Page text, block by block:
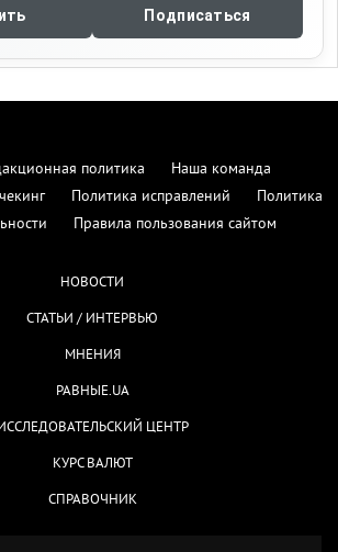
Подписаться
политика
Наша команда
Политика исправлений
Политика
Правила пользования сайтом
НОВОСТИ
СТАТЬИ / ИНТЕРВЬЮ
МНЕНИЯ
РАВНЫЕ.UA
ЦЕНТР
КУРС ВАЛЮТ
СПРАВОЧНИК